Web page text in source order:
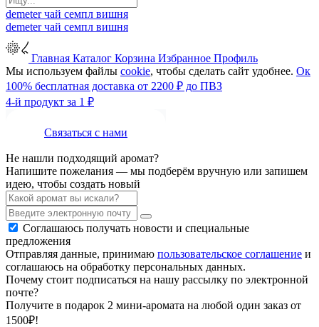
demeterчай семпл вишня
demeterчай семпл вишня
Главная Каталог Корзина Избранное Профиль
Мы используем файлы cookie, чтобы сделать сайт удобнее. Ок
100% бесплатная доставка от 2200 ₽ до ПВЗ
4-й продукт за 1 ₽
Связаться с нами
Не нашли подходящий аромат?
Напишите пожелания — мы подберём вручную или запишем
идею, чтобы создать новый
Соглашаюсь получать новости и специальные
предложения
Отправляя данные, принимаю пользовательское соглашение и
соглашаюсь на обработку персональных данных.
Почему стоит подписаться на нашу рассылку по электронной
почте?
Получите в подарок 2 мини-аромата на любой один заказ от
1500₽!